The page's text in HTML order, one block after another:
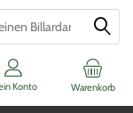
Warenkorb
Konto